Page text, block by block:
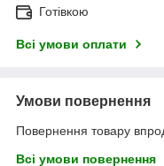
Готівкою
Всі умови оплати
Умови повернення
Повернення товару
Всі умови повернення